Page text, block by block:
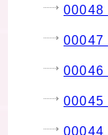
00048
00047
00046
00045
00044